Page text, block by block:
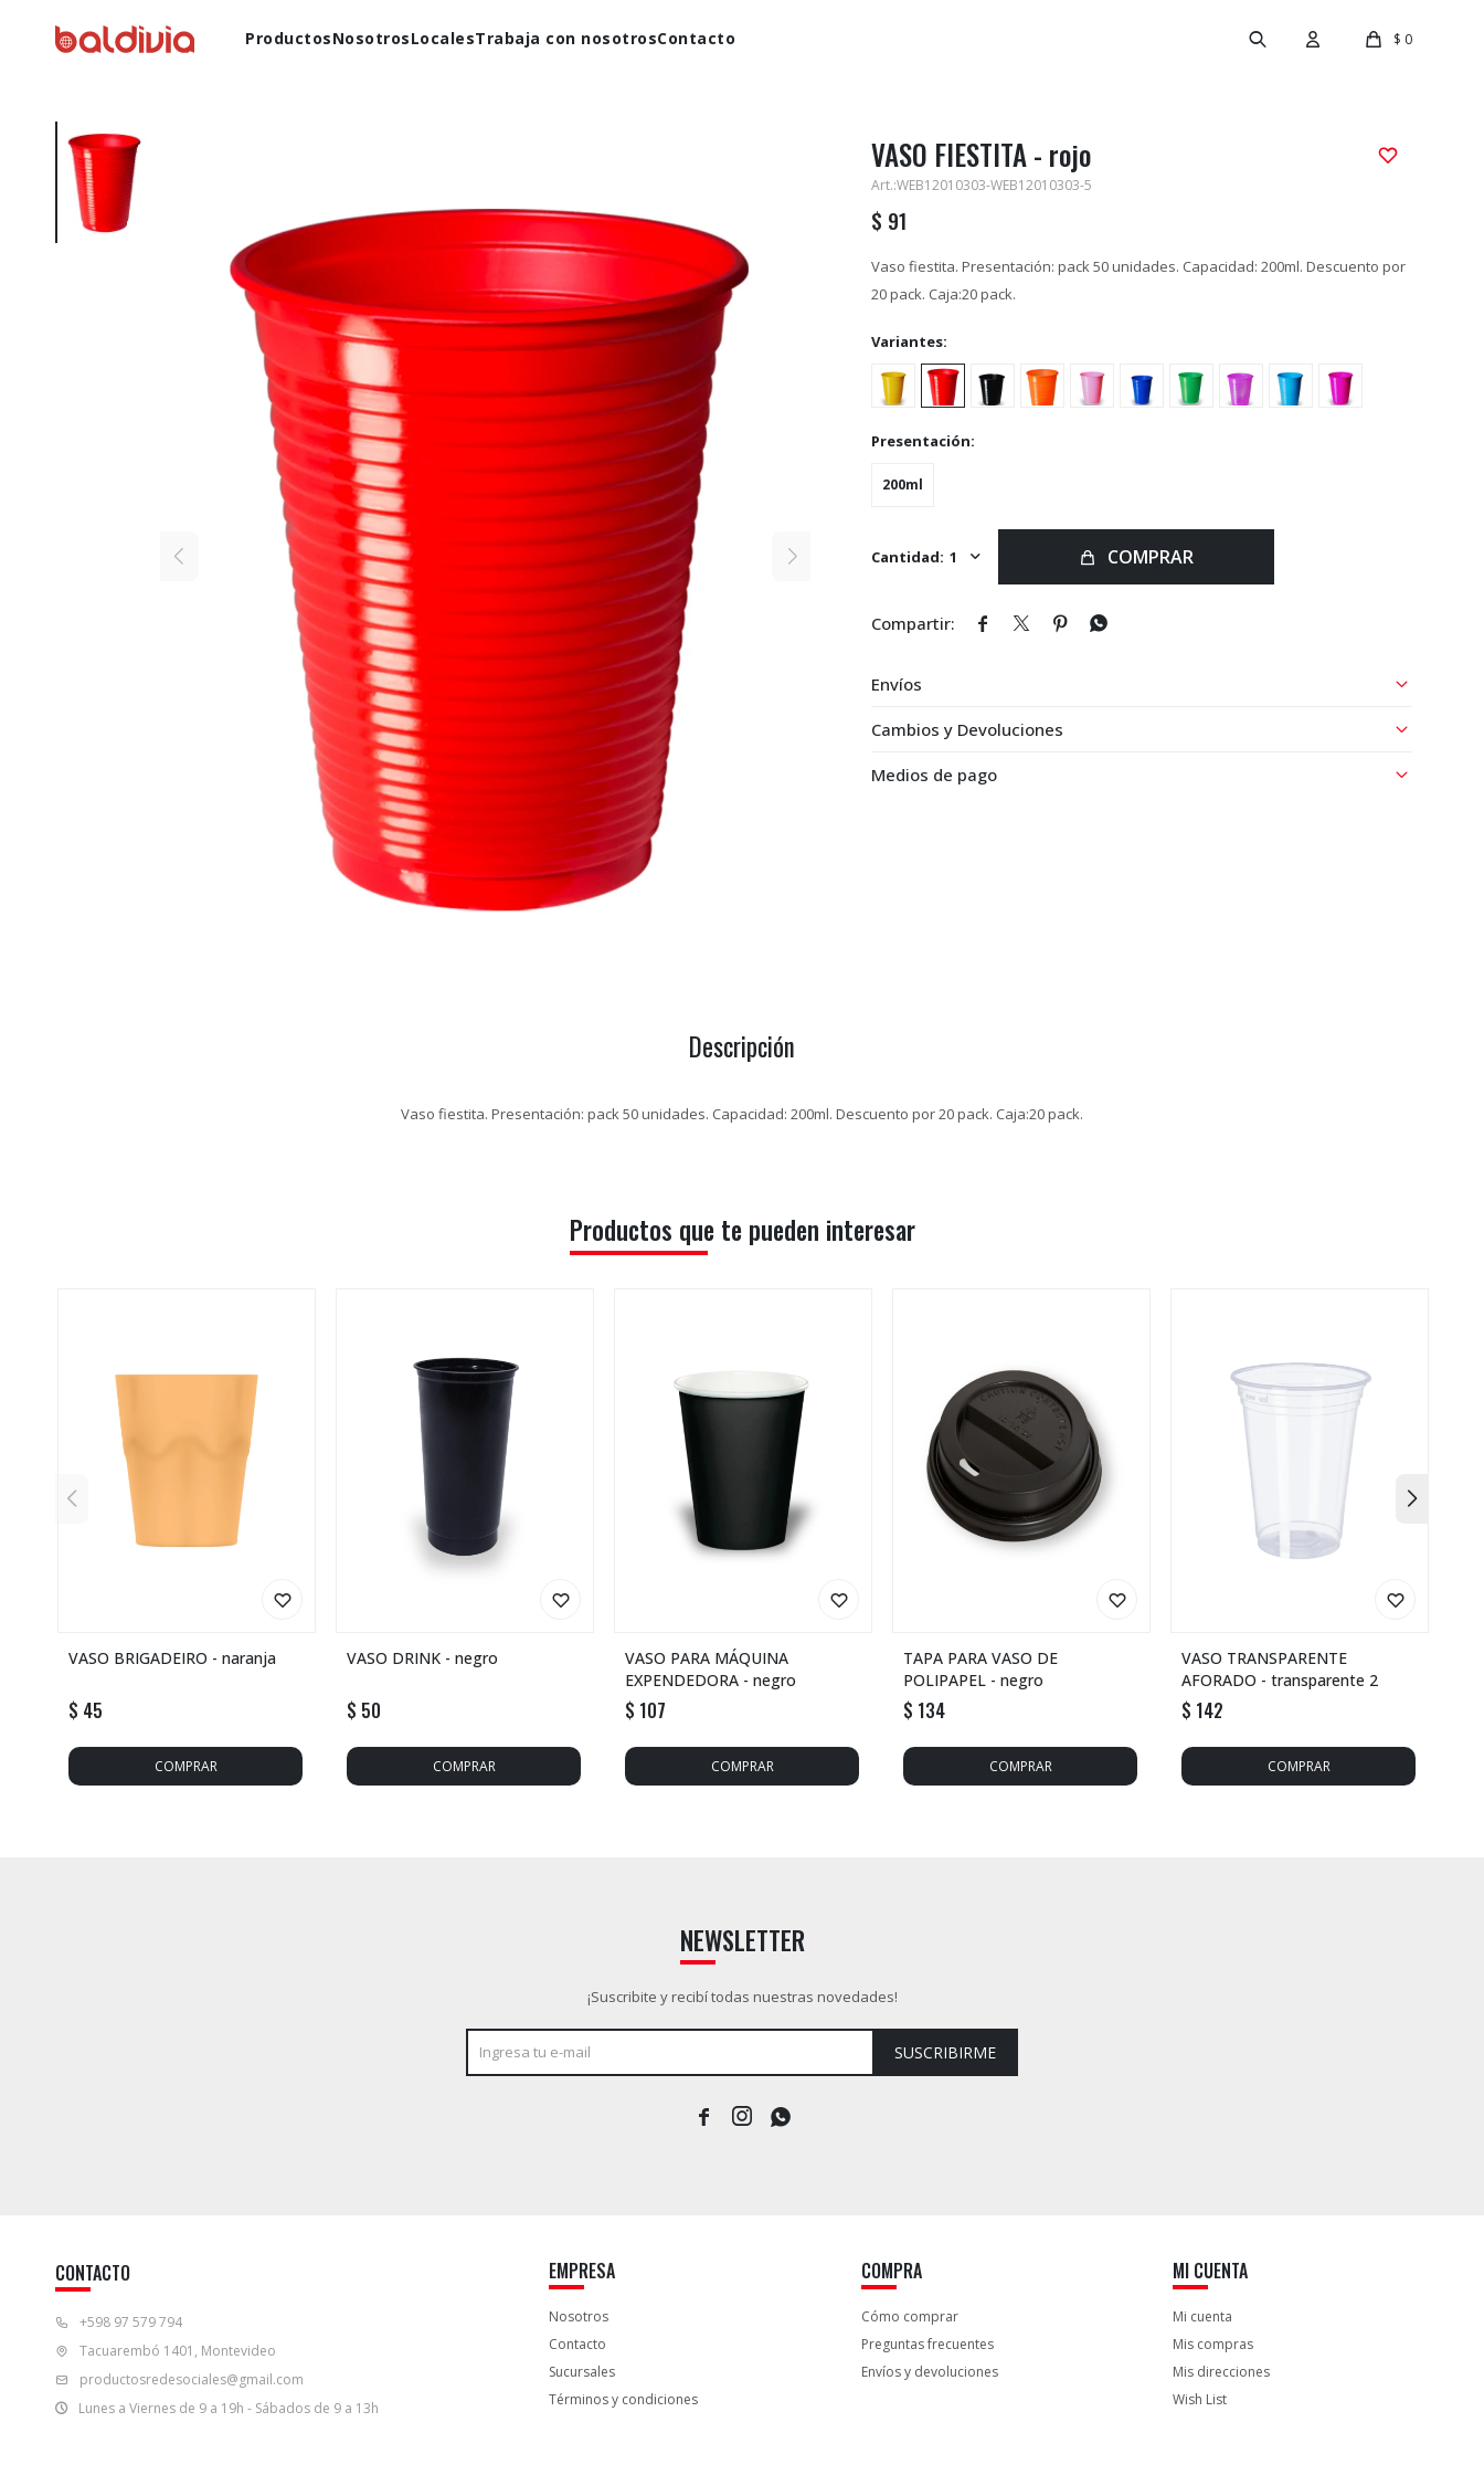
ProductosNosotrosLocalesTrabaja con nosotrosContacto $ 0
VASO FIESTITA - rojo
WEB12010303-WEB12010303-5
$ 91
Vaso fiestita. Presentación: pack 50 unidades. Capacidad: 200ml. Descuento por
20 pack. Caja:20 pack.
Variantes:
Presentación:
200ml
1 COMPRAR
   
Envíos
Cambios y Devoluciones
Medios de pago
Descripción
Vaso fiestita. Presentación: pack 50 unidades. Capacidad: 200ml. Descuento por 20 pack. Caja:20 pack.
Productos que te pueden interesar
VASO BRIGADEIRO - naranja
$ 45
VASO DRINK - negro
$ 50
VASO PARA MÁQUINA
EXPENDEDORA - negro
$ 107
TAPA PARA VASO DE
POLIPAPEL - negro
$ 134
VASO TRANSPARENTE
AFORADO - transparente 2
$ 142
CONTACTO
+598 97 579 794
Tacuarembó 1401, Montevideo
productosredesociales@gmail.com
Lunes a Viernes de 9 a 19h - Sábados de 9 a 13h
EMPRESA
Nosotros
Contacto
Sucursales
Términos y condiciones
COMPRA
Cómo comprar
Preguntas frecuentes
Envíos y devoluciones
MI CUENTA
Mi cuenta
Mis compras
Mis direcciones
Wish List
NEWSLETTER
¡Suscribite y recibí todas nuestras novedades!
SUSCRIBIRME
  